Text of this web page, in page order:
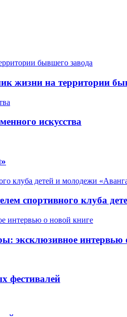
жизни на территории
искусства
спортивного клуба
эксклюзивное интервью
фестивалей